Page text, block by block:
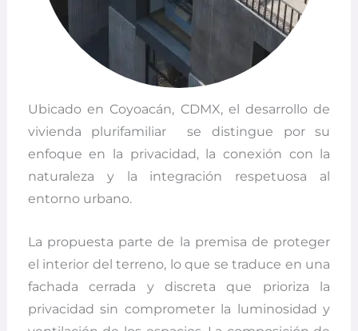
Ubicado en Coyoacán, CDMX, el desarrollo de
vivienda plurifamiliar
se distingue por su
enfoque en la privacidad, la conexión con la
naturaleza y la integración respetuosa al
entorno urbano.
La propuesta parte de la premisa de proteger
el interior del terreno, lo que se traduce en una
fachada cerrada y discreta que prioriza la
privacidad sin comprometer la luminosidad y